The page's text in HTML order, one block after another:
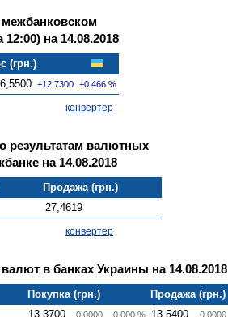
на 14.08.2018
(грн.)
+12.7300 +0.466 %
конвертер
результатам валютных
на 14.08.2018
Продажа (грн.)
27,4619
конвертер
в банках Украины на 14.08.2018
Покупка (грн.)
Продажа (грн.)
13,3700 0.0000 0.000 % 13,5400 0.0000